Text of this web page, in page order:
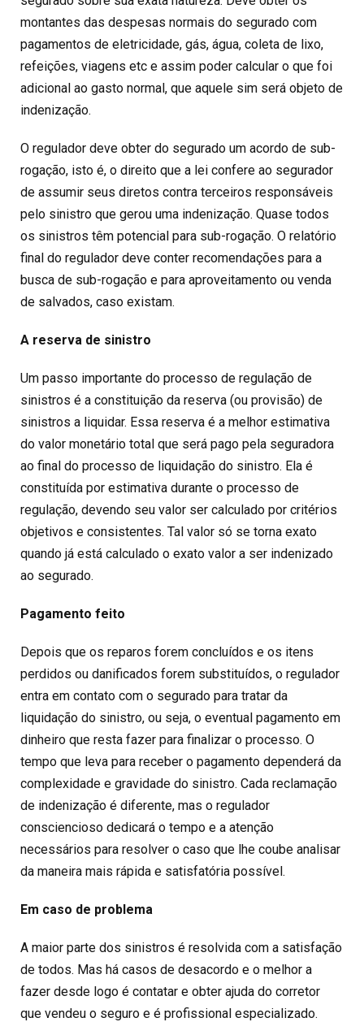
montantes das despesas normais do segurado com
pagamentos de eletricidade, gás, água, coleta de lixo,
refeições, viagens etc e assim poder calcular o que foi
adicional ao gasto normal, que aquele sim será objeto de
indenização.
O regulador deve obter do segurado um acordo de sub-
rogação, isto é, o direito que a lei confere ao segurador
de assumir seus diretos contra terceiros responsáveis
pelo sinistro que gerou uma indenização. Quase todos
os sinistros têm potencial para sub-rogação. O relatório
final do regulador deve conter recomendações para a
busca de sub-rogação e para aproveitamento ou venda
de salvados, caso existam.
A reserva de sinistro
Um passo importante do processo de regulação de
sinistros é a constituição da reserva (ou provisão) de
sinistros a liquidar. Essa reserva é a melhor estimativa
do valor monetário total que será pago pela seguradora
ao final do processo de liquidação do sinistro. Ela é
constituída por estimativa durante o processo de
regulação, devendo seu valor ser calculado por critérios
objetivos e consistentes. Tal valor só se torna exato
quando já está calculado o exato valor a ser indenizado
ao segurado.
Pagamento feito
Depois que os reparos forem concluídos e os itens
perdidos ou danificados forem substituídos, o regulador
entra em contato com o segurado para tratar da
liquidação do sinistro, ou seja, o eventual pagamento em
dinheiro que resta fazer para finalizar o processo. O
tempo que leva para receber o pagamento dependerá da
complexidade e gravidade do sinistro. Cada reclamação
de indenização é diferente, mas o regulador
consciencioso dedicará o tempo e a atenção
necessários para resolver o caso que lhe coube analisar
da maneira mais rápida e satisfatória possível.
Em caso de problema
A maior parte dos sinistros é resolvida com a satisfação
de todos. Mas há casos de desacordo e o melhor a
fazer desde logo é contatar e obter ajuda do corretor
que vendeu o seguro e é profissional especializado.